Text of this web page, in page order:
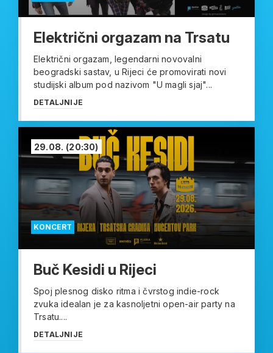
Električni orgazam na Trsatu
Električni orgazam, legendarni novovalni
beogradski sastav, u Rijeci će promovirati novi
studijski album pod nazivom "U magli sjaj"...
DETALJNIJE
KONCERT
29.08. (20:30)
Buč Kesidi u Rijeci
Spoj plesnog disko ritma i čvrstog indie-rock
zvuka idealan je za kasnoljetni open-air party na
Trsatu....
DETALJNIJE